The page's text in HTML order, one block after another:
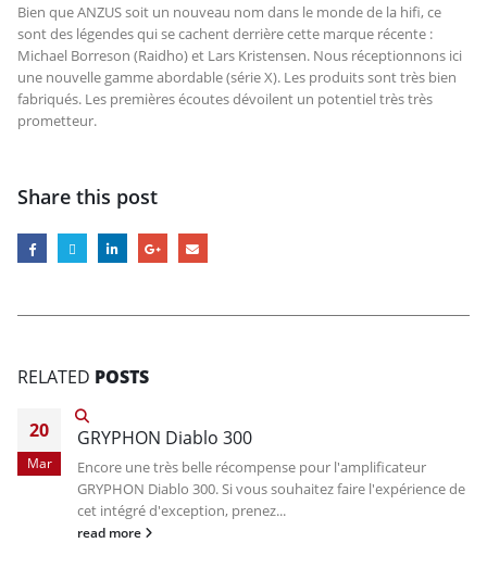
Bien que ANZUS soit un nouveau nom dans le monde de la hifi, ce
sont des légendes qui se cachent derrière cette marque récente :
Michael Borreson (Raidho) et Lars Kristensen. Nous réceptionnons ici
une nouvelle gamme abordable (série X). Les produits sont très bien
fabriqués. Les premières écoutes dévoilent un potentiel très très
prometteur.
Share this post
RELATED POSTS
20
Mar
GRYPHON Diablo 300
Encore une très belle récompense pour l'amplificateur
GRYPHON Diablo 300. Si vous souhaitez faire l'expérience de
cet intégré d'exception, prenez...
read more